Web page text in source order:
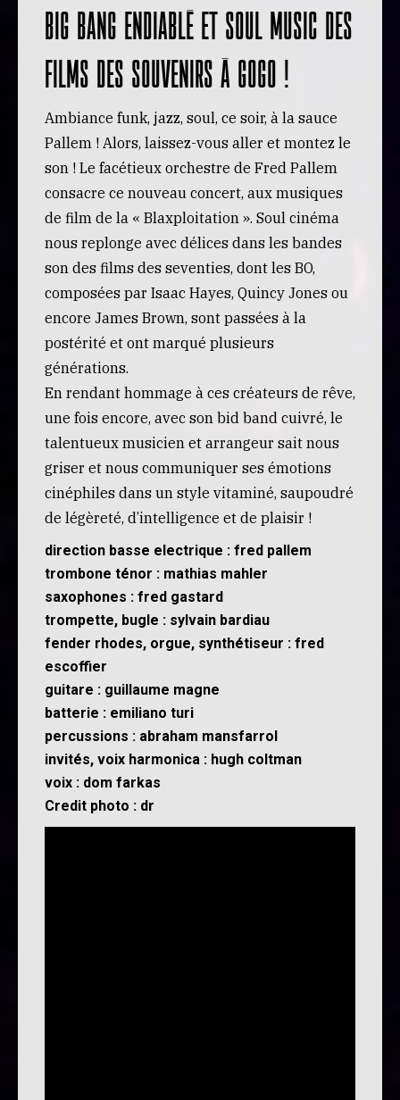
Big bang endiablé et soul music des
films des souvenirs à gogo !
Ambiance funk, jazz, soul, ce soir, à la sauce
Pallem ! Alors, laissez-vous aller et montez le
son ! Le facétieux orchestre de Fred Pallem
consacre ce nouveau concert, aux musiques
de film de la « Blaxploitation ». Soul cinéma
nous replonge avec délices dans les bandes
son des films des seventies, dont les BO,
composées par Isaac Hayes, Quincy Jones ou
encore James Brown, sont passées à la
postérité et ont marqué plusieurs
générations.
En rendant hommage à ces créateurs de rêve,
une fois encore, avec son bid band cuivré, le
talentueux musicien et arrangeur sait nous
griser et nous communiquer ses émotions
cinéphiles dans un style vitaminé, saupoudré
de légèreté, d’intelligence et de plaisir !
direction basse electrique : fred pallem
trombone ténor : mathias mahler
saxophones : fred gastard
trompette, bugle : sylvain bardiau
fender rhodes, orgue, synthétiseur : fred
escoffier
guitare : guillaume magne
batterie : emiliano turi
percussions : abraham mansfarrol
invités, voix harmonica : hugh coltman
voix : dom farkas
Credit photo : dr